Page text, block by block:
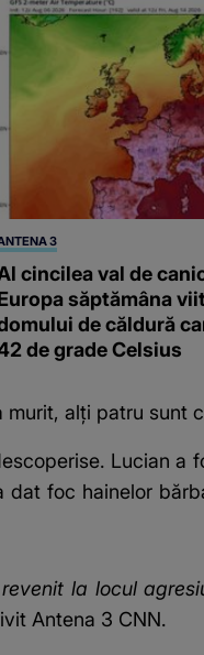
3
cincilea val de
săptămâna
de căldură
de grade Celsius
murit, alți patru sunt
Lucian a
foc hainelor
la locul
Antena 3 CNN.